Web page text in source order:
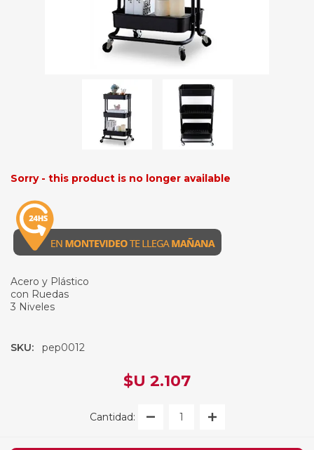
Sorry - this product is no longer available
Acero y Plástico
con Ruedas
3 Niveles
SKU: pep0012
$U 2.107
Cantidad: